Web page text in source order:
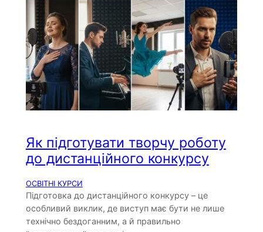
Як підготувати творчу роботу
до дистанційного конкурсу
ОСВІТНІ КУРСИ
Підготовка до дистанційного конкурсу – це
особливий виклик, де виступ має бути не лише
технічно бездоганним, а й правильно